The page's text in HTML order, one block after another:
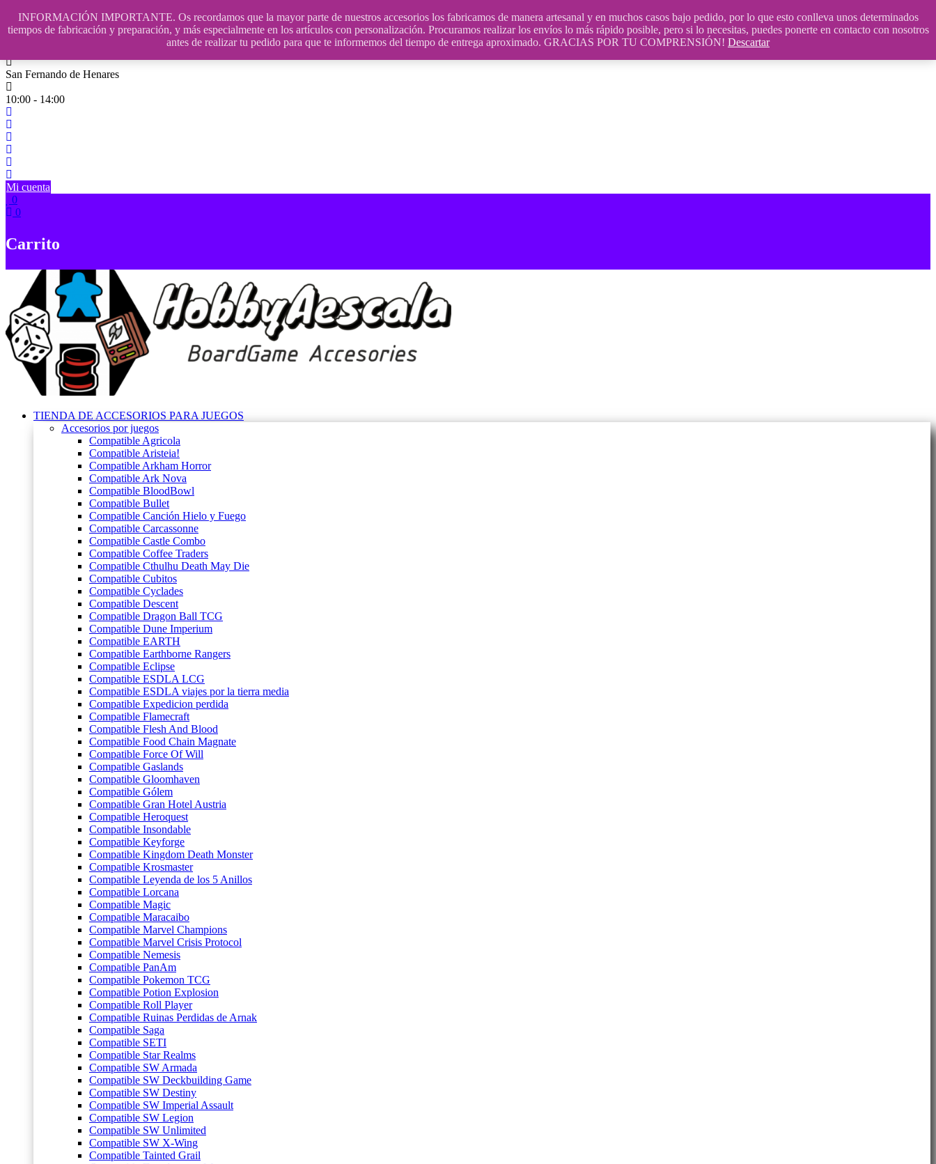
INFORMACIÓN IMPORTANTE. Os recordamos que la mayor parte de nuestros accesorios los fabricamos de manera artesanal y en muchos casos bajo pedido, por lo que esto conlleva unos determinados
tiempos de fabricación y preparación, y más especialmente en los artículos con personalización. Procuramos realizar los envíos lo más rápido posible, pero si lo necesitas, puedes ponerte en contacto con nosotros
antes de realizar tu pedido para que te informemos del tiempo de entrega aproximado. GRACIAS POR TU COMPRENSIÓN! Descartar
Saltar
contenido
609241475 SOLO DE 10:00 a 14:00
San Fernando de Henares
10:00 - 14:00
Mi cuenta
0
0
Carrito
TIENDA DE ACCESORIOS PARA JUEGOS
Accesorios por juegos
Compatible Agricola
Compatible Aristeia!
Compatible Arkham Horror
Compatible Ark Nova
Compatible BloodBowl
Compatible Bullet
Compatible Canción Hielo y Fuego
Compatible Carcassonne
Compatible Castle Combo
Compatible Coffee Traders
Compatible Cthulhu Death May Die
Compatible Cubitos
Compatible Cyclades
Compatible Descent
Compatible Dragon Ball TCG
Compatible Dune Imperium
Compatible EARTH
Compatible Earthborne Rangers
Compatible Eclipse
Compatible ESDLA LCG
Compatible ESDLA viajes por la tierra media
Compatible Expedicion perdida
Compatible Flamecraft
Compatible Flesh And Blood
Compatible Food Chain Magnate
Compatible Force Of Will
Compatible Gaslands
Compatible Gloomhaven
Compatible Gólem
Compatible Gran Hotel Austria
Compatible Heroquest
Compatible Insondable
Compatible Keyforge
Compatible Kingdom Death Monster
Compatible Krosmaster
Compatible Leyenda de los 5 Anillos
Compatible Lorcana
Compatible Magic
Compatible Maracaibo
Compatible Marvel Champions
Compatible Marvel Crisis Protocol
Compatible Nemesis
Compatible PanAm
Compatible Pokemon TCG
Compatible Potion Explosion
Compatible Roll Player
Compatible Ruinas Perdidas de Arnak
Compatible Saga
Compatible SETI
Compatible Star Realms
Compatible SW Armada
Compatible SW Deckbuilding Game
Compatible SW Destiny
Compatible SW Imperial Assault
Compatible SW Legion
Compatible SW Unlimited
Compatible SW X-Wing
Compatible Tainted Grail